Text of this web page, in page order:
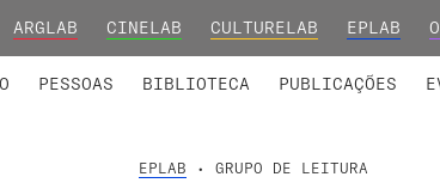
ARGLAB CINELAB CULTURELAB EPLAB
PESSOAS BIBLIOTECA PUBLICAÇÕES
EPLAB • GRUPO DE LEITURA